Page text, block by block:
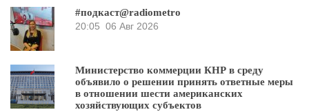
#подкаст@radiometro
20:05 06 Авг 2026
Министерство коммерции КНР в среду
объявило о решении принять ответные меры
в отношении шести американских
хозяйствующих субъектов